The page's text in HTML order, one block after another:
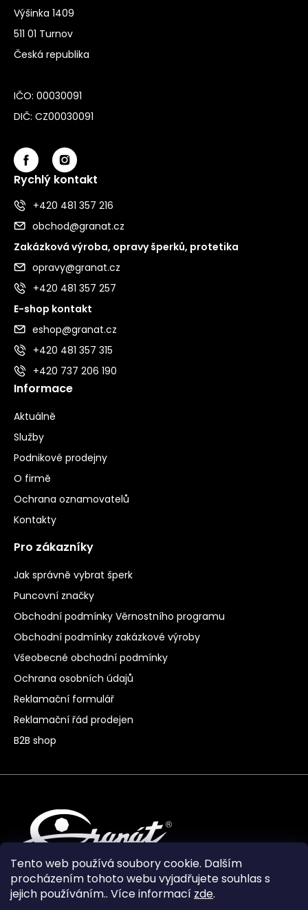
Tento web používá soubory cookie. Dalším
procházením tohoto webu vyjadřujete souhlas s
jejich používáním.. Více informací zde.
Výšinka 1409
511 01 Turnov
Česká republika
IČO: 00030091
DIČ: CZ00030091
Rychlý kontakt
+420 481 357 216
obchod@granat.cz
Zakázková výroba, opravy šperků, protetika
opravy@granat.cz
+420 481 357 257
E-shop kontakt
eshop@granat.cz
+420 481 357 315
+420 737 206 190
Informace
Aktuálně
Služby
Podnikové prodejny
O firmě
Ochrana oznamovatelů
Kontakty
Pro zákazníky
Jak správně vybrat šperk
Puncovní značky
Obchodní podmínky Věrnostního programu
Obchodní podmínky zakázkové výroby
Všeobecné obchodní podmínky
Ochrana osobních údajů
Reklamační formulář
Reklamační řád prodejen
B2B shop